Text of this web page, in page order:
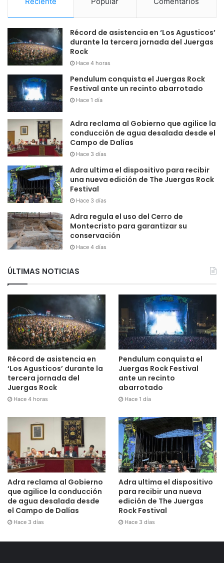
Récord de asistencia en ‘Los Agusticos’
durante la tercera jornada del Juergas
Rock
Hace 4 horas
Pendulum conquista el Juergas Rock
Festival ante un recinto abarrotado
Hace 1 día
Adra reclama al Gobierno que agilice la
conducción de agua desalada desde el
Campo de Dalías
Hace 3 días
Adra ultima el dispositivo para recibir
una nueva edición de The Juergas Rock
Festival
Hace 3 días
Adra regula el uso del Cerro de
Montecristo para garantizar su
conservación
Hace 4 días
ÚLTIMAS NOTICIAS
Récord de asistencia en
‘Los Agusticos’ durante la
tercera jornada del
Juergas Rock
Hace 4 horas
Pendulum conquista el
Juergas Rock Festival
ante un recinto
abarrotado
Hace 1 día
Adra reclama al Gobierno
que agilice la conducción
de agua desalada desde
el Campo de Dalías
Hace 3 días
Adra ultima el dispositivo
para recibir una nueva
edición de The Juergas
Rock Festival
Hace 3 días